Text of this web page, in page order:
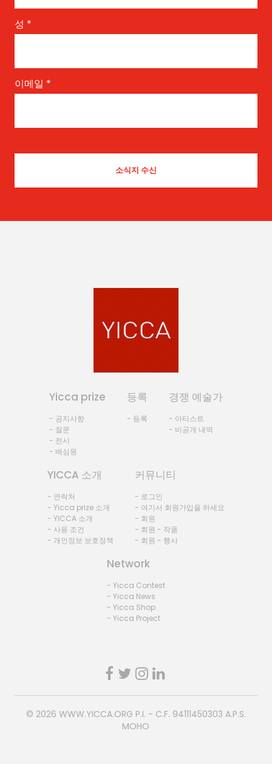
성 *
이메일 *
Yicca prize
- 공지사항
- 질문
- 전시
- 배심원
등록
- 등록
경쟁 예술가
- 아티스트
- 비공개 내역
YICCA 소개
- 연락처
- Yicca prize 소개
- YICCA 소개
- 사용 조건
- 개인정보 보호정책
커뮤니티
- 로그인
- 여기서 회원가입을 하세요
- 회원
- 회원 - 작품
- 회원 - 행사
Network
- Yicca Contest
- Yicca News
- Yicca Shop
- Yicca Project
© 2026 WWW.YICCA.ORG P.I. - C.F. 94111450303 A.P.S.
MOHO